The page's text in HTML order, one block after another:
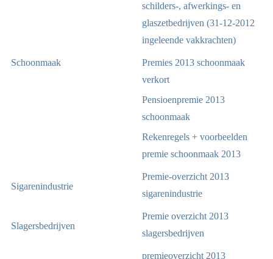
schilders-, afwerkings- en
glaszetbedrijven (31-12-2012
ingeleende vakkrachten)
Schoonmaak
Premies 2013 schoonmaak
verkort
Pensioenpremie 2013
schoonmaak
Rekenregels + voorbeelden
premie schoonmaak 2013
Sigarenindustrie
Premie-overzicht 2013
sigarenindustrie
Slagersbedrijven
Premie overzicht 2013
slagersbedrijven
premieoverzicht 2013